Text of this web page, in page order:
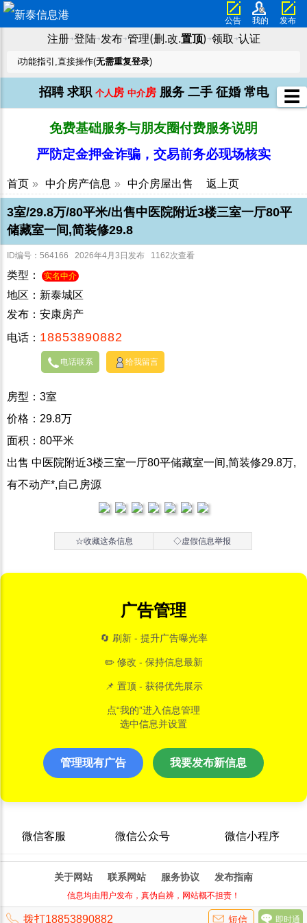
公告 我的 发布
注册➜登陆➜发布➜管理(删.改.置顶) ➜领取 ➜认证
ℹ️功能指引,直接操作(无需重复登录)
招聘 求职 个人 房 中介房 服务 二手 征婚 常电
免费基础服务与朋友圈付费服务说明
严防定金押金诈骗，交易前务必现场核实
首页 » 中介房产信息 » 中介房屋出售 返上页
3室/29.8万/80平米/出售中医院附近3楼三室一厅80平
储藏室一间,简装修29.8
ID编号：564166 2026年4月3日发布 1162次查看
类型： 实名中介
地区：新泰城区
发布：安康房产
电话： 18853890882
电话联系 给我留言
房型：3室
价格：29.8万
面积：80平米
出售 中医院附近3楼三室一厅80平储藏室一间,简装修29.8万,
有不动产*,自己房源
☆收藏这条信息 ◇虚假信息举报
即时通
短信
拨打18853890882
广告管理
🔄 刷新 - 提升广告曝光率
✏️ 修改 - 保持信息最新
📌 置顶 - 获得优先展示
点“我的”进入信息管理
选中信息并设置
管理现有广告 我要发布新信息
微信客服 微信公众号 微信小程序
关于网站 联系网站 服务协议 发布指南
信息均由用户发布，真伪自辨，网站概不担责！
☰